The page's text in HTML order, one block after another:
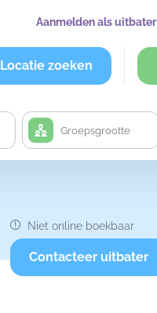
Aanmelden als uitbater
Locatie zoeken
Niet online boekbaar
Contacteer uitbater